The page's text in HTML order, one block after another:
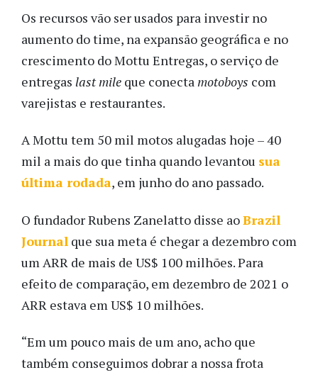
Os recursos vão ser usados para investir no
aumento do time, na expansão geográfica e no
crescimento do Mottu Entregas, o serviço de
entregas last mile que conectamotoboys com
varejistas e restaurantes.
A Mottu tem 50 mil motos alugadas hoje – 40
mil a mais do que tinha quando levantou sua
última rodada, em junho do ano passado.
O fundador Rubens Zanelatto disse aoBrazil
Journal que sua meta é chegar a dezembro com
um ARR de mais de US$ 100 milhões. Para
efeito de comparação, em dezembro de 2021 o
ARR estava em US$ 10 milhões.
“Em um pouco mais de um ano, acho que
também conseguimos dobrar a nossa frota